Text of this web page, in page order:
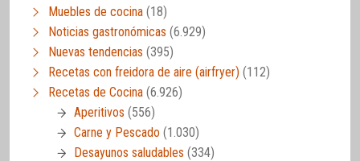
Muebles de cocina (18)
Noticias gastronómicas (6.929)
Nuevas tendencias (395)
Recetas con freidora de aire (airfryer) (112)
Recetas de Cocina (6.926)
Aperitivos (556)
Carne y Pescado (1.030)
Desayunos saludables (334)